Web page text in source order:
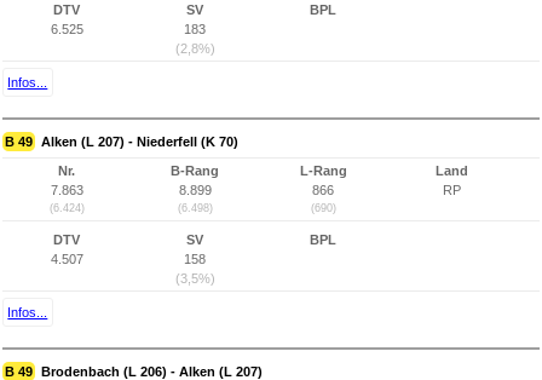
DTV
6.525
SV
183
(2,8%)
BPL
Infos...
B 49 Alken (L 207) - Niederfell (K 70)
Nr.
7.863
(6.424)
B-Rang
8.899
(6.498)
L-Rang
866
(690)
Land
RP
DTV
4.507
SV
158
(3,5%)
BPL
Infos...
B 49 Brodenbach (L 206) - Alken (L 207)